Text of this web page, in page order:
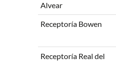
Alvear
Receptoría Bowen
Receptoría Real del